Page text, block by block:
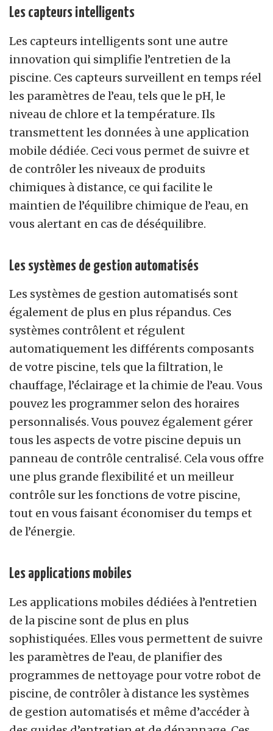
Les capteurs intelligents
Les capteurs intelligents sont une autre
innovation qui simplifie l’entretien de la
piscine. Ces capteurs surveillent en temps réel
les paramètres de l’eau, tels que le pH, le
niveau de chlore et la température. Ils
transmettent les données à une application
mobile dédiée. Ceci vous permet de suivre et
de contrôler les niveaux de produits
chimiques à distance, ce qui facilite le
maintien de l’équilibre chimique de l’eau, en
vous alertant en cas de déséquilibre.
Les systèmes de gestion automatisés
Les systèmes de gestion automatisés sont
également de plus en plus répandus. Ces
systèmes contrôlent et régulent
automatiquement les différents composants
de votre piscine, tels que la filtration, le
chauffage, l’éclairage et la chimie de l’eau. Vous
pouvez les programmer selon des horaires
personnalisés. Vous pouvez également gérer
tous les aspects de votre piscine depuis un
panneau de contrôle centralisé. Cela vous offre
une plus grande flexibilité et un meilleur
contrôle sur les fonctions de votre piscine,
tout en vous faisant économiser du temps et
de l’énergie.
Les applications mobiles
Les applications mobiles dédiées à l’entretien
de la piscine sont de plus en plus
sophistiquées. Elles vous permettent de suivre
les paramètres de l’eau, de planifier des
programmes de nettoyage pour votre robot de
piscine, de contrôler à distance les systèmes
de gestion automatisés et même d’accéder à